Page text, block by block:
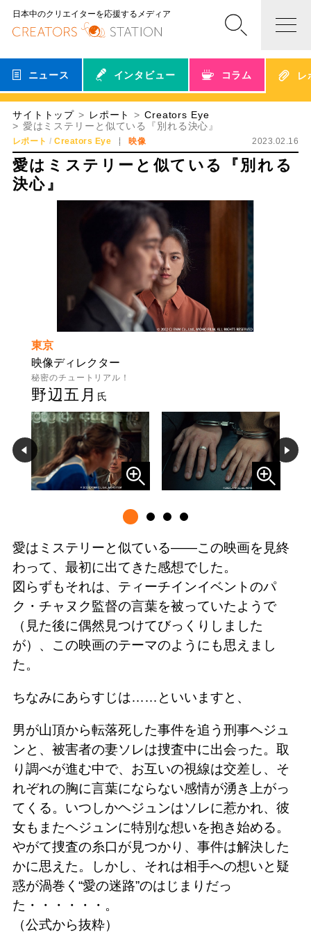
日本中のクリエイターを応援するメディア
ニュース インタビュー コラム レ
サイトトップ レポート
Creators Eye
愛はミステリーと似ている『別れる決心』
レポート Creators Eye 映像 2023.02.16
愛はミステリーと似ている『別れる
決心』
東京
映像ディレクター
秘密のチュートリアル！
野辺五月 氏
愛はミステリーと似ている――この映画を見終
わって、最初に出てきた感想でした。
図らずもそれは、ティーチインイベントのパ
ク・チャヌク監督の言葉を被っていたようで
（見た後に偶然見つけてびっくりしました
が）、この映画のテーマのようにも思えまし
た。
ちなみにあらすじは……といいますと、
男が山頂から転落死した事件を追う刑事ヘジュ
ンと、被害者の妻ソレは捜査中に出会った。取
り調べが進む中で、お互いの視線は交差し、そ
れぞれの胸に言葉にならない感情が湧き上がっ
てくる。いつしかヘジュンはソレに惹かれ、彼
女もまたヘジュンに特別な想いを抱き始める。
やがて捜査の糸口が見つかり、事件は解決した
かに思えた。しかし、それは相手への想いと疑
惑が渦巻く“愛の迷路”のはじまりだっ
た・・・・・・。
（公式から抜粋）